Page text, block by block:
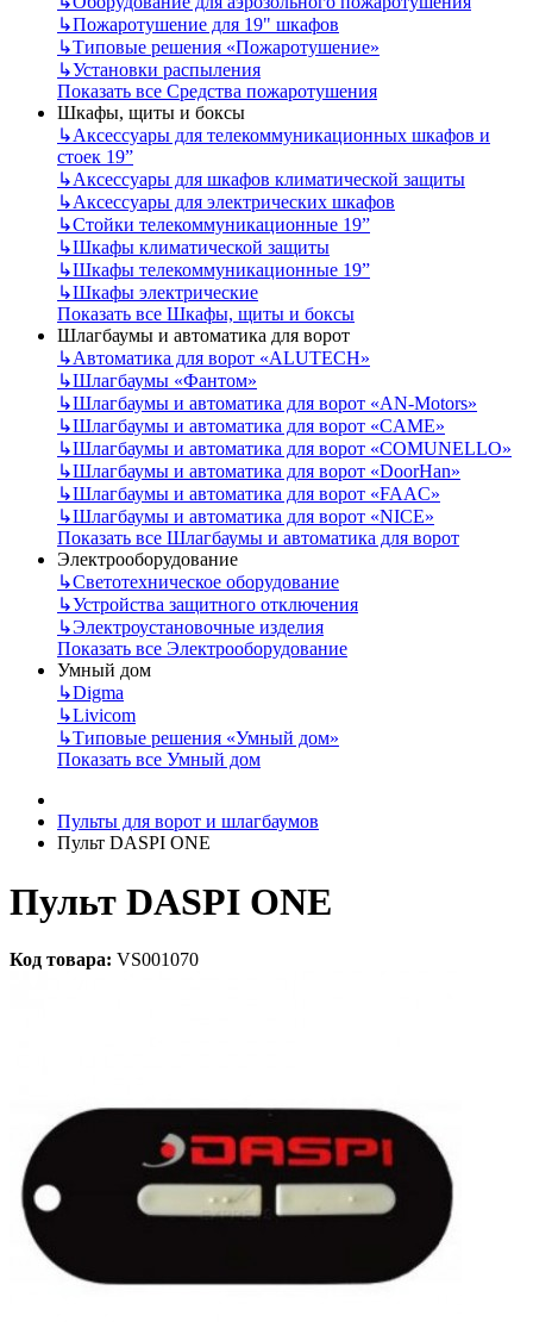
↳Пожаротушение для 19" шкафов
↳Типовые решения «Пожаротушение»
↳Установки распыления
Показать все Средства пожаротушения
Шкафы, щиты и боксы
↳Аксессуары для телекоммуникационных шкафов и
стоек 19”
↳Аксессуары для шкафов климатической защиты
↳Аксессуары для электрических шкафов
↳Стойки телекоммуникационные 19”
↳Шкафы климатической защиты
↳Шкафы телекоммуникационные 19”
↳Шкафы электрические
Показать все Шкафы, щиты и боксы
Шлагбаумы и автоматика для ворот
↳Автоматика для ворот «ALUTECH»
↳Шлагбаумы «Фантом»
↳Шлагбаумы и автоматика для ворот «AN-Motors»
↳Шлагбаумы и автоматика для ворот «CAME»
↳Шлагбаумы и автоматика для ворот «COMUNELLO»
↳Шлагбаумы и автоматика для ворот «DoorHan»
↳Шлагбаумы и автоматика для ворот «FAAC»
↳Шлагбаумы и автоматика для ворот «NICE»
Показать все Шлагбаумы и автоматика для ворот
Электрооборудование
↳Светотехническое оборудование
↳Устройства защитного отключения
↳Электроустановочные изделия
Показать все Электрооборудование
Умный дом
↳Digma
↳Livicom
↳Типовые решения «Умный дом»
Показать все Умный дом
Пульты для ворот и шлагбаумов
Пульт DASPI ONE
Пульт DASPI ONE
Код товара: VS001070